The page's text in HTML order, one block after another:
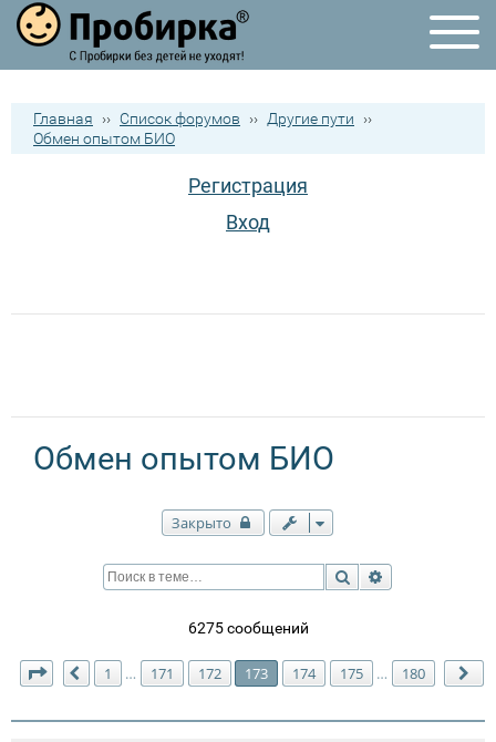
Главная ›› Список форумов ›› Другие пути
››
Обмен опытом БИО
Регистрация
Вход
Обмен опытом БИО
Закрыто
Поиск
6275 сообщений
Страница 173 из180
Пред.
1 … 171 172 173 174 175 … 180